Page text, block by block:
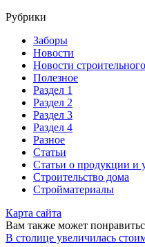
Рубрики
Заборы
Новости
Новости
Полезное
Раздел 1
Раздел 2
Раздел 3
Раздел 4
Разное
Статьи
Статьи o продукции и
Строительство дома
Стройматериалы
Карта сайта
Вам также может
В столице увеличилась